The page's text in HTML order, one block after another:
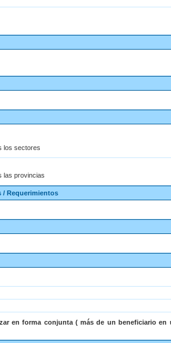
los sectores
las provincias
/ Requerimientos
en forma conjunta ( más de un beneficiario en